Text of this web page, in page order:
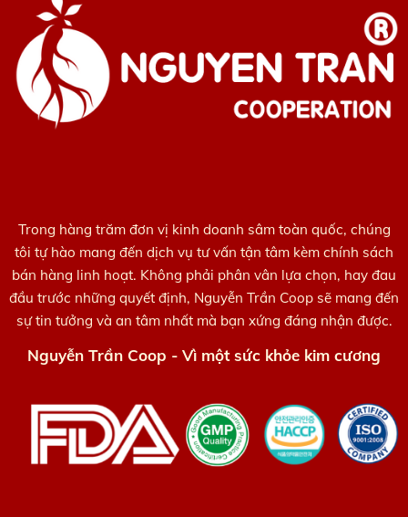
Trong hàng trăm đơn vị kinh doanh sâm toàn quốc, chúng
tôi tự hào mang đến dịch vụ tư vấn tận tâm kèm chính sách
bán hàng linh hoạt. Không phải phân vân lựa chọn, hay đau
đầu trước những quyết định, Nguyễn Trần Coop sẽ mang đến
sự tin tưởng và an tâm nhất mà bạn xứng đáng nhận được.
Nguyễn Trần Coop - Vì một sức khỏe kim cương